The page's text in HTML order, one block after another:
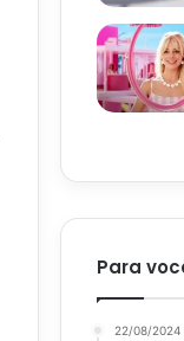
Para
22/08/2024